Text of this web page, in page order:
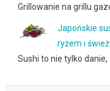
Grillowanie na grillu
Japońskie
ryżem i
Sushi to nie tylko